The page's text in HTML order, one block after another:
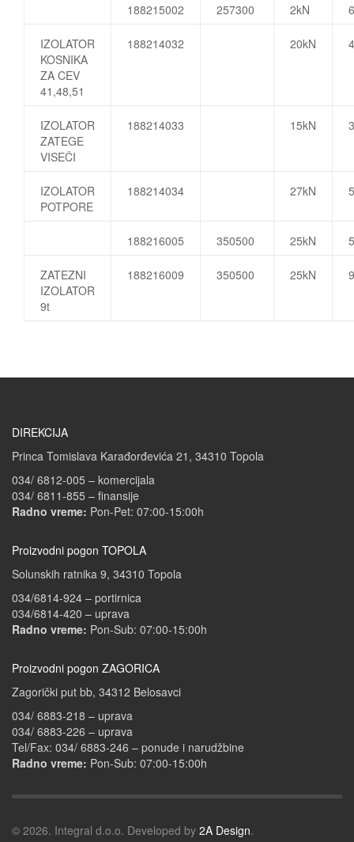
188215002 257300 2kN
IZOLATOR
KOSNIKA
ZA CEV
41,48,51
188214032 20kN
IZOLATOR
ZATEGE
VISEČI
188214033 15kN
IZOLATOR
POTPORE
188214034 27kN
188216005 350500 25kN
ZATEZNI
IZOLATOR
9t
188216009 350500 25kN
DIREKCIJA
Princa Tomislava Karađorđevića 21, 34310 Topola
034/ 6812-005 – komercijala
034/ 6811-855 – finansije
Radno vreme: Pon-Pet: 07:00-15:00h
Proizvodni pogon TOPOLA
Solunskih ratnika 9, 34310 Topola
034/6814-924 – portirnica
034/6814-420 – uprava
Radno vreme: Pon-Sub: 07:00-15:00h
Proizvodni pogon ZAGORICA
Zagorički put bb, 34312 Belosavci
034/ 6883-218 – uprava
034/ 6883-226 – uprava
Tel/Fax: 034/ 6883-246 – ponude i narudžbine
Radno vreme: Pon-Sub: 07:00-15:00h
© 2026. Integral d.o.o. Developed by 2A Design.